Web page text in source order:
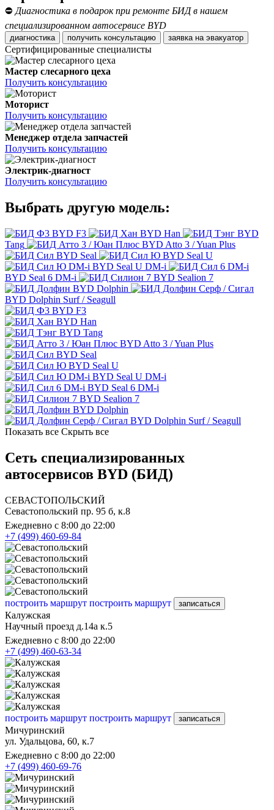
⛔ Диагностика в подарок при ремонте БИД в нашем
специализированном автосервисе BYD
диагностика получить консультацию заявка на эвакуатор
Сертифицированные специалисты
Мастер слесарного цеха
Получить консультацию
Моторист
Получить консультацию
Менеджер отдела запчастей
Получить консультацию
Электрик-диагност
Получить консультацию
Выбрать другую модель:
BYD F3 BYD Han
BYD
Tang
BYD Atto 3 / Yuan Plus
BYD Seal
BYD Seal U
BYD Seal U DM-i
BYD Seal 6 DM-i
BYD Sealion 7
BYD Dolphin
BYD Dolphin Surf / Seagull
BYD F3
BYD Han
BYD Tang
BYD Atto 3 / Yuan Plus
BYD Seal
BYD Seal U
BYD Seal U DM-i
BYD Seal 6 DM-i
BYD Sealion 7
BYD Dolphin
BYD Dolphin Surf / Seagull
Показать все Скрыть все
Сеть специализированных
автосервисов BYD (БИД)
СЕВАСТОПОЛЬСКИЙ
Севастопольский пр. 95 б, к.8
Ежедневно с 8:00 до 22:00
+7 (499) 460-69-84
построить маршрут построить маршрут записаться
Калужская
Научный проезд д.14а к.5
Ежедневно с 8:00 до 22:00
+7 (499) 460-63-34
построить маршрут построить маршрут записаться
Мичуринский
ул. Удальцова, 60, к.7
Ежедневно с 8:00 до 22:00
+7 (499) 460-69-76